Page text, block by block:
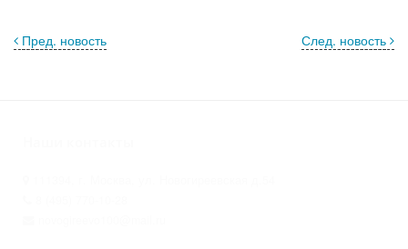
След. новость
Пред. новость